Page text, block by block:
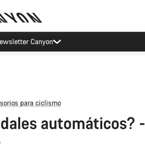
Canyon
para ciclismo
automáticos? -